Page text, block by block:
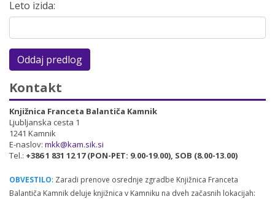
Leto izida:
Oddaj predlog
Kontakt
Knjižnica Franceta Balantiča Kamnik
Ljubljanska cesta 1
1241 Kamnik
E-naslov: mkk@kam.sik.si
Tel.: +386 1 831 12 17 (PON-PET: 9.00-19.00), SOB (8.00-13.00)
OBVESTILO: Zaradi prenove osrednje zgradbe Knjižnica Franceta
Balantiča Kamnik deluje knjižnica v Kamniku na dveh začasnih lokacijah: